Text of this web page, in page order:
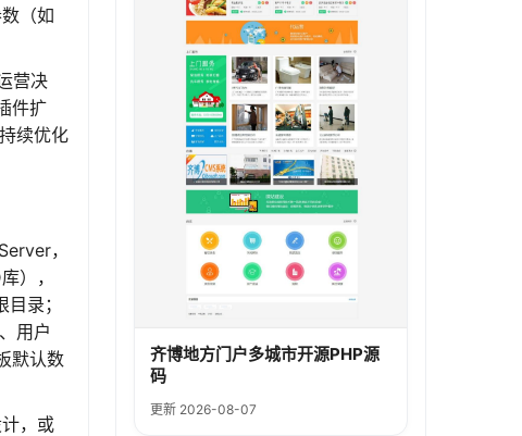
（如
营决
件扩
续优化
，
），
录；
用户
默认数
，或
齐博地方门户多城市开源PHP源
码
更新 2026-08-07